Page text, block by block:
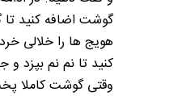
گوشت اضافه کنید تا
هویج ها را خلالی
کنید تا نم نم بپزد و